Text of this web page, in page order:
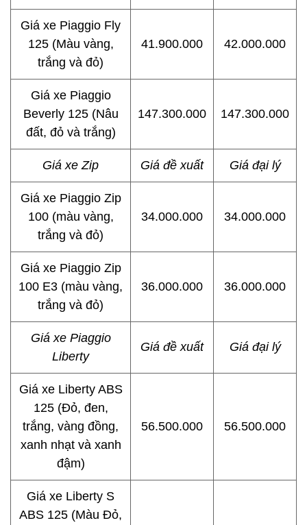
Giá xe Piaggio Fly
125 (Màu vàng,
trắng và đỏ)
41.900.000 42.000.000
Giá xe Piaggio
Beverly 125 (Nâu
đất, đỏ và trắng)
147.300.000 147.300.000
Giá xe Zip Giá đề xuất Giá đại lý
Giá xe Piaggio Zip
100 (màu vàng,
trắng và đỏ)
34.000.000 34.000.000
Giá xe Piaggio Zip
100 E3 (màu vàng,
trắng và đỏ)
36.000.000 36.000.000
Giá xe Piaggio
Liberty
Giá đề xuất Giá đại lý
Giá xe Liberty ABS
125 (Đỏ, đen,
trắng, vàng đồng,
xanh nhạt và xanh
đậm)
56.500.000 56.500.000
Giá xe Liberty S
ABS 125 (Màu Đỏ,